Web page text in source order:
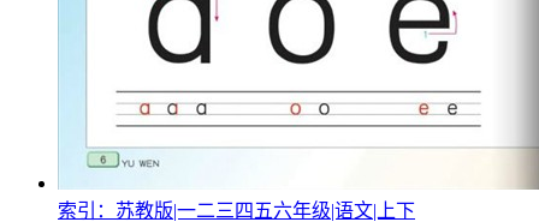
索引：苏教版|一二三四五六年级|语文|上下